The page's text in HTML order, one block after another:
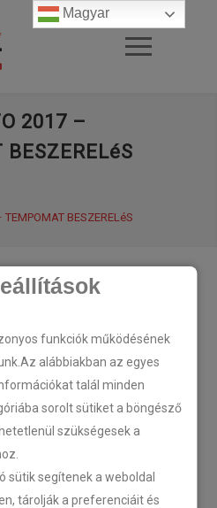
funkciók működésének
alábbiakban az egyes
talál minden
sorolt sütiket a böngésző
szükségesek a
segítenek a weboldal
tárolják a preferenciáit és
2017 –
BESZERELéS
Magyar